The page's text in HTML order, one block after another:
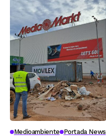
Medioambiente Portada News